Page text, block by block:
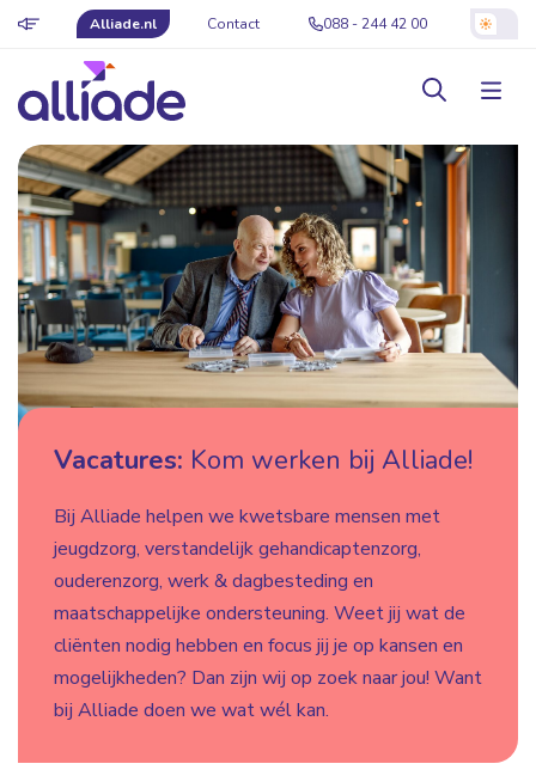
Alliade.nl Contact 088 - 244 42 00
Vacatures: Kom werken bij Alliade!
Bij Alliade helpen we kwetsbare mensen met
jeugdzorg, verstandelijk gehandicaptenzorg,
ouderenzorg, werk & dagbesteding en
maatschappelijke ondersteuning. Weet jij wat de
cliënten nodig hebben en focus jij je op kansen en
mogelijkheden? Dan zijn wij op zoek naar jou! Want
bij Alliade doen we wat wél kan.